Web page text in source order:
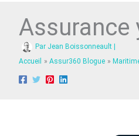
Assurance
Par Jean Boissonneault
Accueil
Assur360 Blogue